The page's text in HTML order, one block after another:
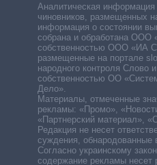
Аналитическая
чиновников, размещенных
информация о состоянии
собрана и обработана ООО
собственностью ООО «ИА
размещенные на портале
народного контроля Слово
собственностью ОО
Дело».
Материалы, отмеченные
рекламы: «Промо»,
«Партнерский материал»,
Редакция не несет
суждения, обнародованные
Согласно украинскому
содержание рекламы несет